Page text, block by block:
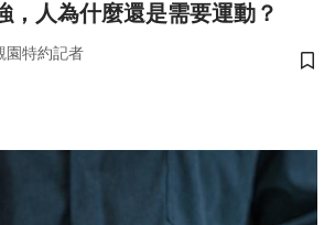
，人為什麼還是需要運動？
園特約記者
儲